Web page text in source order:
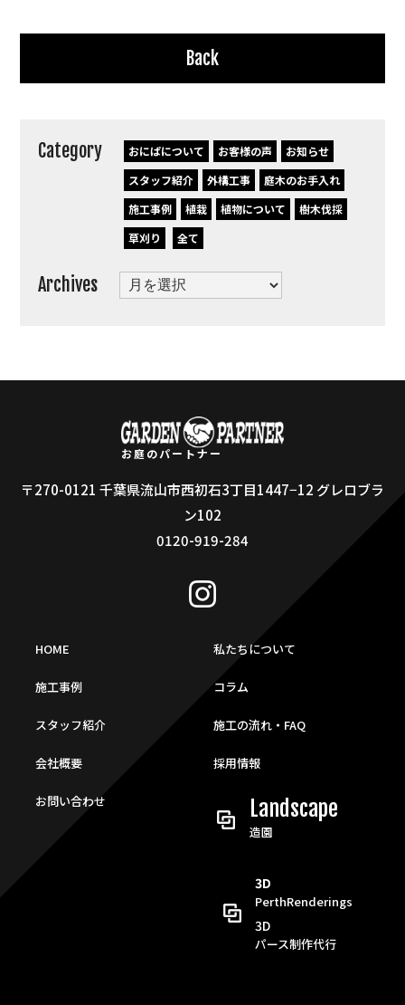
Back
Category おにぱについて お客様の声
お知らせ
スタッフ紹介
外構工事
庭木のお手入れ
施工事例
植栽 植物について
樹木伐採
草刈り
全て
Archives Archives
お庭のパートナー
〒270-0121 千葉県流山市西初石3丁目1447−12 グレロブラ
ン102
0120-919-284
HOME 私たちについて
施工事例 コラム
スタッフ紹介 施工の流れ・FAQ
会社概要 採用情報
お問い合わせ Landscape
造園
3D
PerthRenderings
3D
パース制作代行